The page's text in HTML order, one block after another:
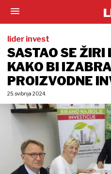
lider invest
SASTAO SE ŽIRI
KAKO BI
PROIZVODNE
25. svibnja 2024.